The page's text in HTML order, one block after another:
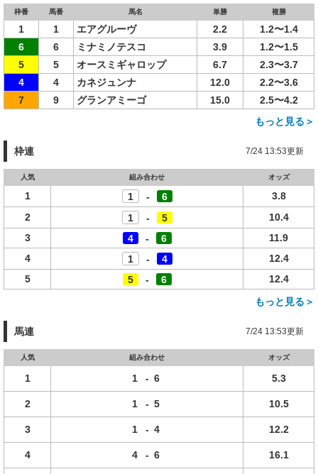
枠番 馬番 馬名 単勝 複勝
1 1 エアグルーヴ 2.2
1.2〜1.4
6
6 ミナミノテスコ 3.9
1.2〜1.5
5
5 オースミギャロップ 6.7
2.3〜3.7
4
4 カネジュンナ 12.0
2.2〜3.6
7
9 グランアミーゴ 15.0
2.5〜4.2
もっと見る＞
枠連 7/24 13:53更新
人気 組み合わせ オッズ
1 1 - 6
3.8
2
1 - 5
10.4
3
4 - 6
11.9
4
1 - 4
12.4
5
5 - 6
12.4
もっと見る＞
馬連 7/24 13:53更新
人気 組み合わせ オッズ
1 1 - 6 5.3
2 1 - 5 10.5
3 1 - 4 12.2
4 4 - 6 16.1